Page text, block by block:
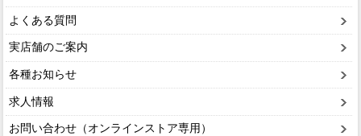
よくある質問
実店舗のご案内
各種お知らせ
求人情報
お問い合わせ（オンラインストア専用）